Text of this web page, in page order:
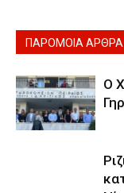
ΠΑΡΟΜΟΙΑ ΑΡΘΡΑ
Ο